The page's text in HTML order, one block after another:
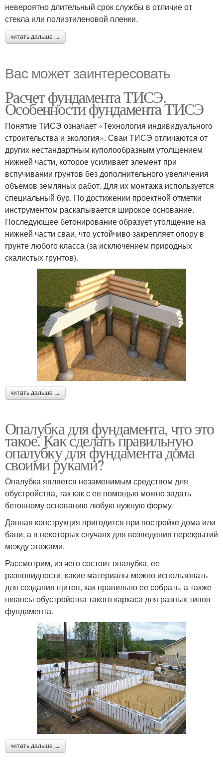
невероятно длительный срок службы в отличие от
стекла или полиэтиленовой пленки.
читать дальше →
Вас может заинтересовать
Расчет фундамента ТИСЭ.
Особенности фундамента ТИСЭ
Понятие ТИСЭ означает «Технология индивидуального
строительства и экология». Сваи ТИСЭ отличаются от
других нестандартным куполообразным утолщением
нижней части, которое усиливает элемент при
вспучивании грунтов без дополнительного увеличения
объемов земляных работ. Для их монтажа используется
специальный бур. По достижении проектной отметки
инструментом раскапывается широкое основание.
Последующее бетонирование образует утолщение на
нижней части сваи, что устойчиво закрепляет опору в
грунте любого класса (за исключением природных
скалистых грунтов).
читать дальше →
Опалубка для фундамента, что это
такое. Как сделать правильную
опалубку для фундамента дома
своими руками?
Опалубка является незаменимым средством для
обустройства, так как с ее помощью можно задать
бетонному основанию любую нужную форму.
Данная конструкция пригодится при постройке дома или
бани, а в некоторых случаях для возведения перекрытий
между этажами.
Рассмотрим, из чего состоит опалубка, ее
разновидности, какие материалы можно использовать
для создания щитов, как правильно ее собрать, а также
нюансы обустройства такого каркаса для разных типов
фундамента.
читать дальше →